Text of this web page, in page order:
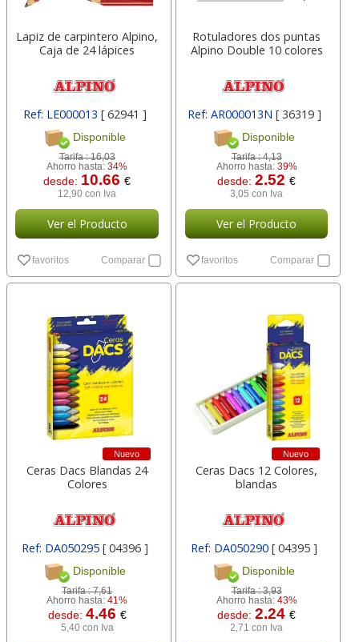
Lapiz de carpintero Alpino,
Caja de 24 lápices
Ref: LE000013[ 62941 ]
Disponible
Tarifa :16,03
Ahorro hasta:34%
desde: 10.66€
12,90 con Iva
Ver el Producto
favoritos Comparar
Rotuladores dos puntas
Alpino Double 10 colores
Ref: AR000013N [ 36319 ]
Disponible
Tarifa :4,13
Ahorro hasta: 39%
desde:2.52€
3,05 con Iva
Ver el Producto
favoritos Comparar
Nuevo
Ceras Dacs Blandas 24
Colores
Ref: DA050295[ 04396 ]
Disponible
Tarifa :7,61
Ahorro hasta:41%
desde: 4.46 €
5,40 con Iva
Nuevo
Ceras Dacs 12 Colores,
blandas
Ref: DA050290[ 04395 ]
Disponible
Tarifa :3,93
Ahorro hasta: 43%
desde:2.24€
2,71 con Iva